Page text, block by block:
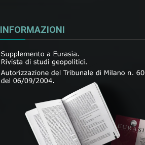
INFORMAZIONI